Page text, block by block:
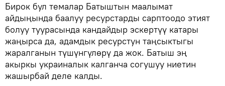
Бирок бул темалар Батыштын маалымат
айдыңында баалуу ресурстарды сарптоодо этият
болуу туурасында кандайдыр эскертүү катары
жаңырса да, адамдык ресурстун таңсыктыгы
жаралганын түшүнгүлөрү да жок. Батыш эң
акыркы украиналык калганча согушуу ниетин
жашырбай деле калды.